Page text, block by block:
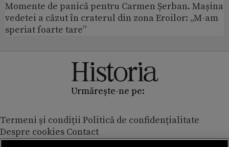
Momente de panică pentru Carmen Șerban. Mașina
vedetei a căzut în craterul din zona Eroilor: „M-am
speriat foarte tare”
Urmărește-ne pe:
Termeni și condiții Politică de confidențialitate
Despre cookies Contact
Modifică preferințe pentru confidențialitate